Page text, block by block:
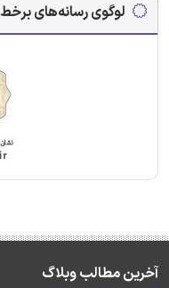
لوگوی رسانه‌های برخط
آخرین مطالب وبلاگ